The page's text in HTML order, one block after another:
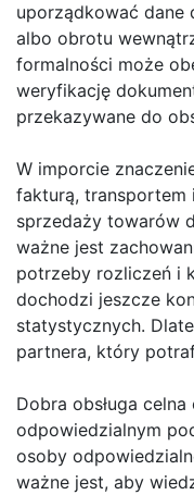
uporządkować
albo obrotu
formalności może
weryfikację
przekazywane do
W imporcie
fakturą, transportem
sprzedaży towarów
ważne jest
potrzeby rozliczeń i
dochodzi jeszcze
statystycznych.
partnera, który
Dobra obsługa
odpowiedzialnym
osoby
ważne jest, aby